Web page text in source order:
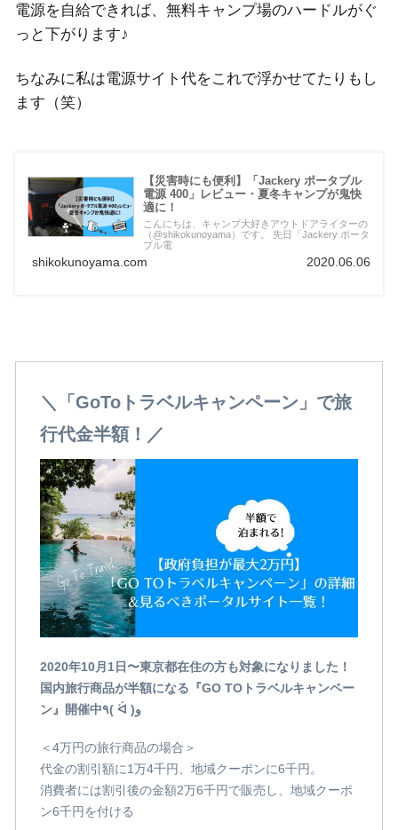
電源を自給できれば、無料キャンプ場のハードルがぐ
っと下がります♪
ちなみに私は電源サイト代をこれで浮かせてたりもし
ます（笑）
【災害時にも便利】「Jackery ポータブル
電源 400」レビュー・夏冬キャンプが鬼快
適に！
こんにちは、キャンプ大好きアウトドアライターの
（@shikokunoyama）です。 先日「Jackery ポータ
ブル電
shikokunoyama.com 2020.06.06
＼「GoToトラベルキャンペーン」で旅
行代金半額！／
2020年10月1日〜東京都在住の方も対象になりました！
国内旅行商品が半額になる『GO TOトラベルキャンペー
ン』開催中٩( ᐛ )و
＜4万円の旅行商品の場合＞
代金の割引額に1万4千円、地域クーポンに6千円。
消費者には割引後の金額2万6千円で販売し、地域クーポ
ン6千円を付ける